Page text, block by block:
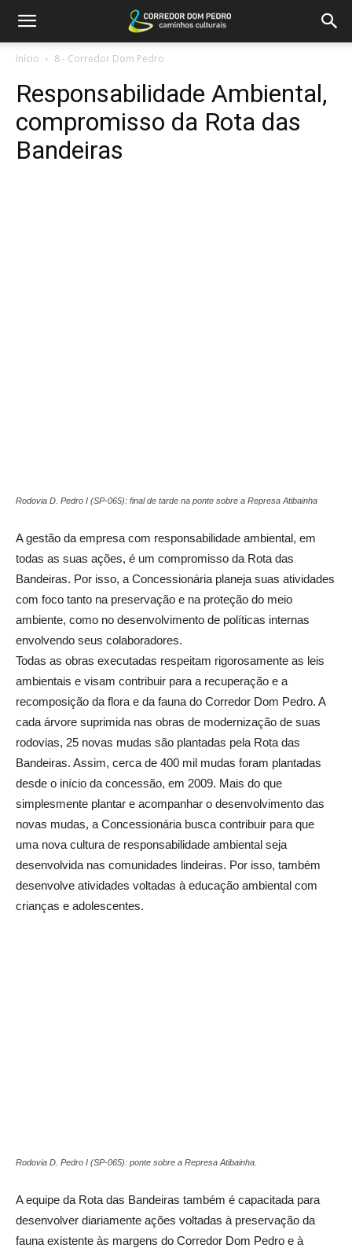
Início 8 - Corredor Dom Pedro
Responsabilidade Ambiental,
compromisso da Rota das
Bandeiras
Rodovia D. Pedro I (SP-065): final de tarde na ponte sobre a Represa Atibainha
A gestão da empresa com responsabilidade ambiental, em
todas as suas ações, é um compromisso da Rota das
Bandeiras. Por isso, a Concessionária planeja suas atividades
com foco tanto na preservação e na proteção do meio
ambiente, como no desenvolvimento de políticas internas
envolvendo seus colaboradores.
Todas as obras executadas respeitam rigorosamente as leis
ambientais e visam contribuir para a recuperação e a
recomposição da flora e da fauna do Corredor Dom Pedro. A
cada árvore suprimida nas obras de modernização de suas
rodovias, 25 novas mudas são plantadas pela Rota das
Bandeiras. Assim, cerca de 400 mil mudas foram plantadas
desde o início da concessão, em 2009. Mais do que
simplesmente plantar e acompanhar o desenvolvimento das
novas mudas, a Concessionária busca contribuir para que
uma nova cultura de responsabilidade ambiental seja
desenvolvida nas comunidades lindeiras. Por isso, também
desenvolve atividades voltadas à educação ambiental com
crianças e adolescentes.
Rodovia D. Pedro I (SP-065): ponte sobre a Represa Atibainha.
A equipe da Rota das Bandeiras também é capacitada para
desenvolver diariamente ações voltadas à preservação da
fauna existente às margens do Corredor Dom Pedro e à